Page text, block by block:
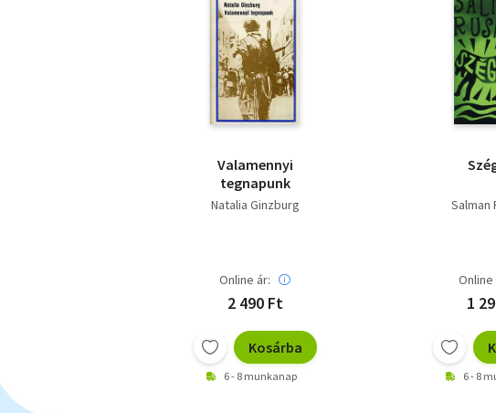
Valamennyi
tegnapunk
Natalia Ginzburg
Online ár:
2 490 Ft
Kosárba
6 - 8 munkanap
Salman
Online
1
6 - 8